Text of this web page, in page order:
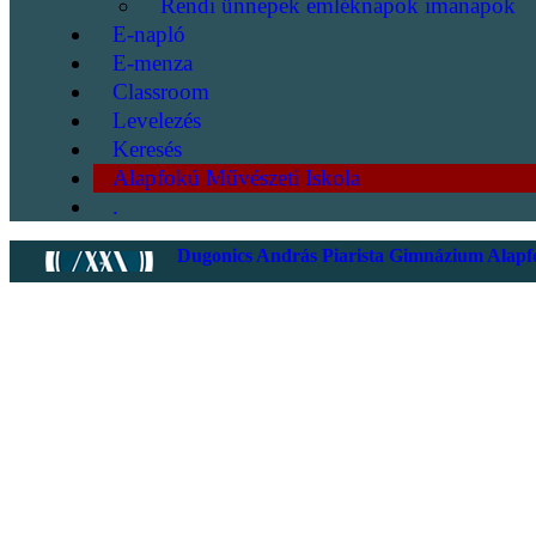
Rendi ünnepek emléknapok imanapok
E-napló
E-menza
Classroom
Levelezés
Keresés
Alapfokú Művészeti Iskola
.
Dugonics András Piarista Gimnázium